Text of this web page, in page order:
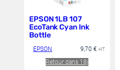
EPSON 1LB 107
EcoTank Cyan Ink
Bottle
EPSON 9,70 € HT
Retour dans 18j